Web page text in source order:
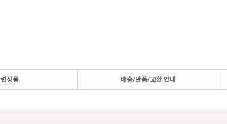
상품 배송/반품/교환 안내